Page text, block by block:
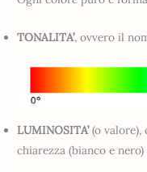
TONALITA’, ovvero il
LUMINOSITA’(o valore),
chiarezza (bianco e